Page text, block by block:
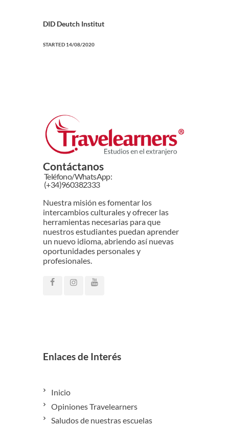
DID Deutch Institut
STARTED14/08/2020
Contáctanos
Teléfono/WhatsApp:
(+34)960382333
Nuestra misión es fomentar los
intercambios culturales y ofrecer las
herramientas necesarias para que
nuestros estudiantes puedan aprender
un nuevo idioma, abriendo así nuevas
oportunidades personales y
profesionales.
Enlaces de Interés
Inicio
Opiniones Travelearners
Saludos de nuestras escuelas